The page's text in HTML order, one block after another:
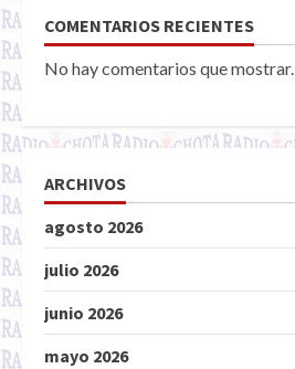
COMENTARIOS RECIENTES
No hay comentarios que mostrar.
ARCHIVOS
agosto 2026
julio 2026
junio 2026
mayo 2026